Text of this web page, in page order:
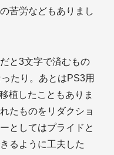
苦労などもありまし
と3文字で済むもの
たり。あとはPS3用
植したこともありま
たものをリダクショ
としてはプライドと
るように工夫した